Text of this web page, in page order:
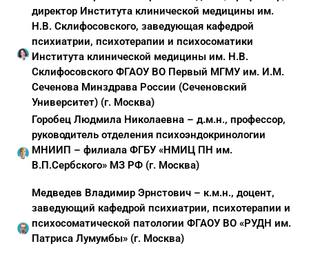
директор Института клинической медицины им.
Н.В. Склифосовского, заведующая кафедрой
психиатрии, психотерапии и психосоматики
Института клинической медицины им. Н.В.
Склифосовского ФГАОУ ВО Первый МГМУ им. И.М.
Сеченова Минздрава России (Сеченовский
Университет) (г. Москва)
Горобец Людмила Николаевна – д.м.н., профессор,
руководитель отделения психоэндокринологии
МНИИП – филиала ФГБУ «НМИЦ ПН им.
В.П.Сербского» МЗ РФ (г. Москва)
Медведев Владимир Эрнстович – к.м.н., доцент,
заведующий кафедрой психиатрии, психотерапии и
психосоматической патологии ФГАОУ ВО «РУДН им.
Патриса Лумумбы» (г. Москва)